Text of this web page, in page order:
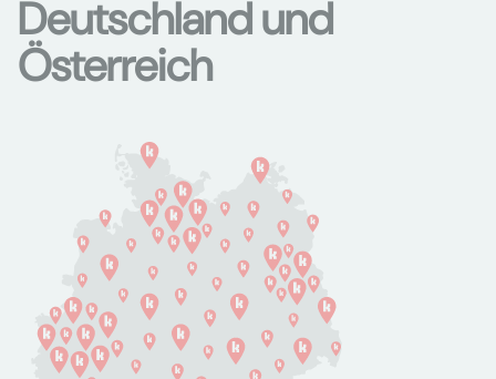
Deutschland und
Österreich